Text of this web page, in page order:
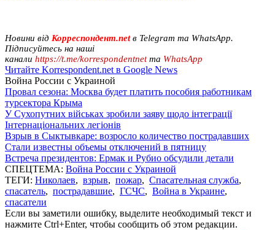
Новини від Корреспондент.netв Telegram та WhatsApp.
Підписуйтесь на наші
канали https://t.me/korrespondentnetта WhatsApp
Читайте Korrespondent.net в Google News
Война России с Украиной
Провал сезона: Москва будет платить пособия работникам
турсектора Крыма
У Сухопутних військах зробили заяву щодо інтеграції
Інтернаціональних легіонів
Взрыв в Сыктывкаре: возросло количество пострадавших
Стали известны объемы отключений в пятницу
Встреча президентов: Ермак и Рубио обсудили детали
СПЕЦТЕМА: Война России с Украиной
ТЕГИ: Николаев, взрыв, пожар, Спасательная служба,
спасатель, пострадавшие, ГСЧС, Война в Украине,
спасатели
Если вы заметили ошибку, выделите необходимый текст и
нажмите Ctrl+Enter, чтобы сообщить об этом редакции.